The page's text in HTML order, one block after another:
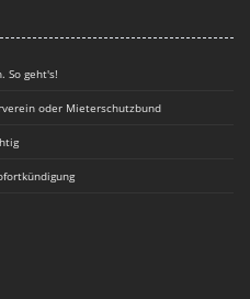
So geht's!
oder Mieterschutzbund